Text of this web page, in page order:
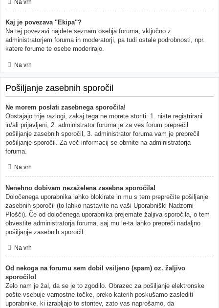
Na vrh
Kaj je povezava "Ekipa"?
Na tej povezavi najdete seznam osebja foruma, vključno z
administratorjem foruma in moderatorji, pa tudi ostale podrobnosti, npr.
katere forume te osebe moderirajo.
Na vrh
Pošiljanje zasebnih sporočil
Ne morem poslati zasebnega sporočila!
Obstajajo trije razlogi, zakaj tega ne morete storiti: 1. niste registrirani
in/ali prijavljeni, 2. administrator foruma je za ves forum preprečil
pošiljanje zasebnih sporočil, 3. administrator foruma vam je preprečil
pošiljanje sporočil. Za več informacij se obrnite na administratorja
foruma.
Na vrh
Nenehno dobivam nezaželena zasebna sporočila!
Določenega uporabnika lahko blokirate in mu s tem preprečite pošiljanje
zasebnih sporočil (to lahko nastavite na vaši Uporabniški Nadzorni
Plošči). Če od določenega uporabnika prejemate žaljiva sporočila, o tem
obvestite administratorja foruma, saj mu le-ta lahko prepreči nadaljno
pošiljanje zasebnih sporočil.
Na vrh
Od nekoga na forumu sem dobil vsiljeno (spam) oz. žaljivo
sporočilo!
Zelo nam je žal, da se je to zgodilo. Obrazec za pošiljanje elektronske
pošte vsebuje varnostne točke, preko katerih poskušamo zaslediti
uporabnike, ki izrabljajo to storitev, zato vas naprošamo, da